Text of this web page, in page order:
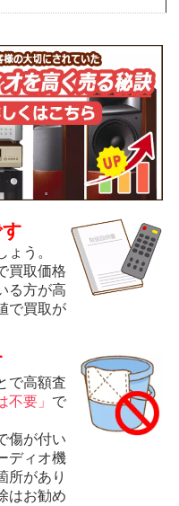
う。
買取価格
る方が高
で買取が
で高額査
不要」 で
傷が付い
ディオ機
所があり
はお勧め